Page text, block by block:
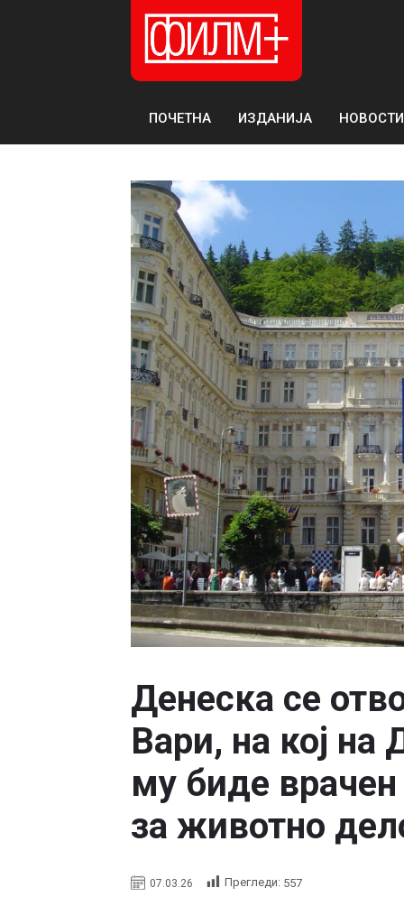
ПОЧЕТНА ИЗДАНИЈА НОВОСТИ
Денеска се
Вари, на кој
му биде врачен
за животно
07.03.26 Прегледи: 557